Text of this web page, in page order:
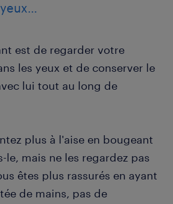
est de regarder votre
les yeux et de conserver le
lui tout au long de
plus à l'aise en bougeant
le, mais ne les regardez pas
êtes plus rassurés en ayant
de mains, pas de